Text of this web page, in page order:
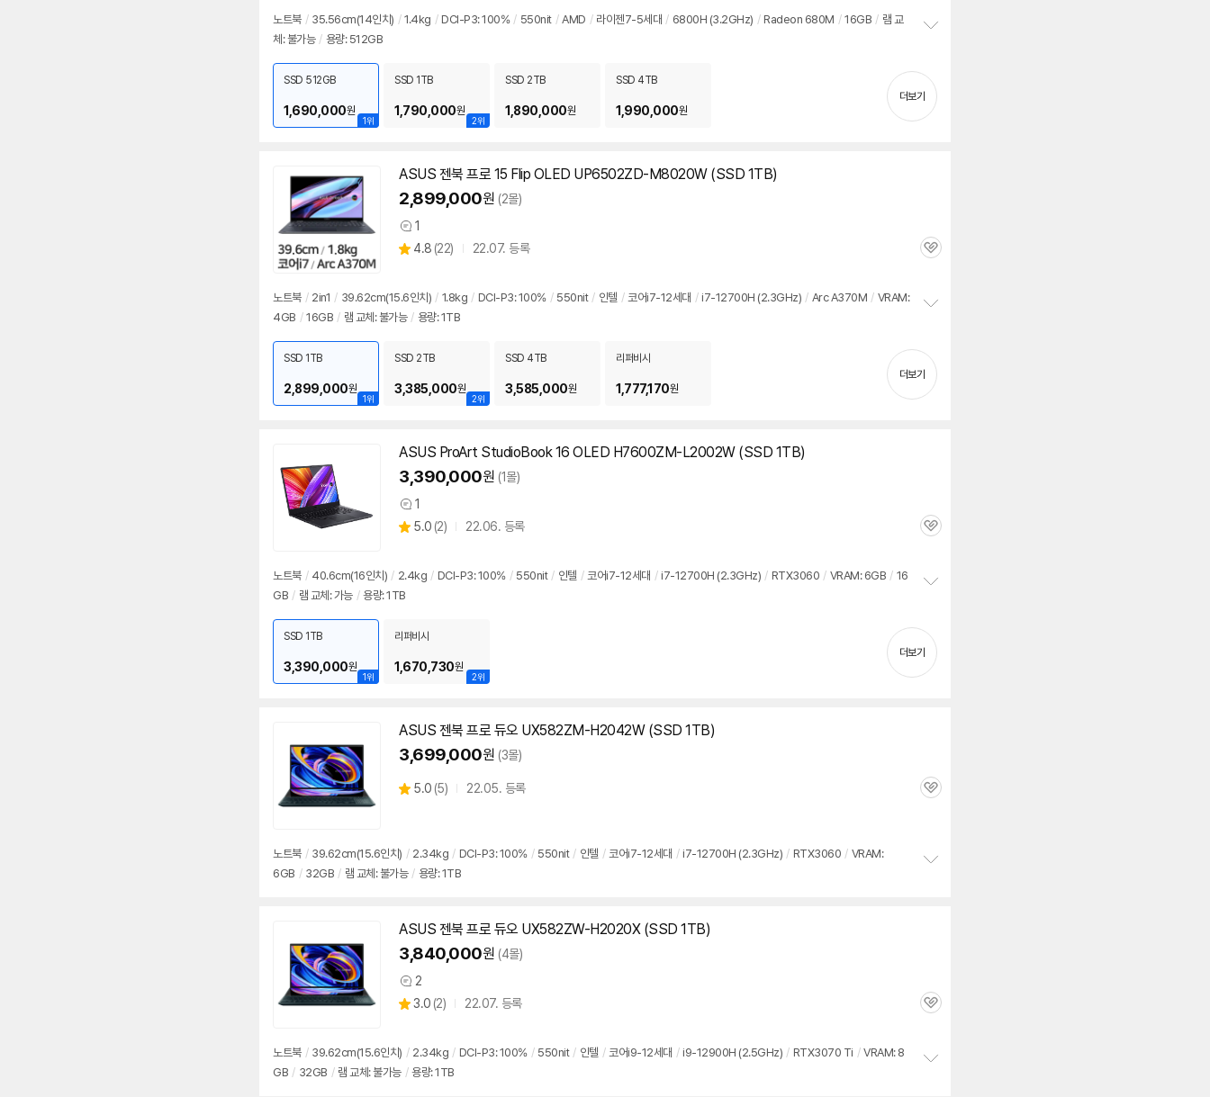
노트북 / 35.56cm(14인치) / 1.4kg / DCI-P3: 100% / 550nit / AMD / 라이젠7-5세대 / 6800H (3.2GHz) / Radeon 680M / 16GB / 램 교
체: 불가능 / 용량: 512GB
치
기
1위
SSD 512GB
1,690,000원
2위
SSD 1TB
1,790,000원
SSD 2TB
1,890,000원
SSD 4TB
1,990,000원
더보기
ASUS 젠북 프로 15 Flip OLED UP6502ZD-M8020W (SSD 1TB)
2,899,000원 (2몰)
상
품
1
별
4.8 (상
22) 22.07. 등록
관
노트북 / 2in1 / 39.62cm(15.6인치) / 1.8kg / DCI-P3: 100% / 550nit / 인텔 / 코어i7-12세대 / i7-12700H (2.3GHz) / Arc A370M / VRAM:
4GB / 16GB / 램 교체: 불가능 / 용량: 1TB
치
기
1위
SSD 1TB
2,899,000원
2위
SSD 2TB
3,385,000원
SSD 4TB
3,585,000원
리퍼비시
1,777,170원
더보기
ASUS ProArt StudioBook 16 OLED H7600ZM-L2002W (SSD 1TB)
3,390,000원 (1몰)
상
품
1
별
5.0 (상
2) 22.06. 등록
관
노트북 / 40.6cm(16인치) / 2.4kg / DCI-P3: 100% / 550nit / 인텔 / 코어i7-12세대 / i7-12700H (2.3GHz) / RTX3060 / VRAM: 6GB / 16
GB / 램 교체: 가능 / 용량: 1TB
치
기
1위
SSD 1TB
3,390,000원
2위
리퍼비시
1,670,730원
더보기
ASUS 젠북 프로 듀오 UX582ZM-H2042W (SSD 1TB)
3,699,000원 (3몰)
별
5.0 (상
뷰
5) 22.05. 등록
관
노트북 / 39.62cm(15.6인치) / 2.34kg / DCI-P3: 100% / 550nit / 인텔 / 코어i7-12세대 / i7-12700H (2.3GHz) / RTX3060 / VRAM:
6GB / 32GB / 램 교체: 불가능 / 용량: 1TB
ASUS 젠북 프로 듀오 UX582ZW-H2020X (SSD 1TB)
3,840,000원 (4몰)
상
품
2
별
3.0 (상
뷰
2) 22.07. 등록
관
노트북 / 39.62cm(15.6인치) / 2.34kg / DCI-P3: 100% / 550nit / 인텔 / 코어i9-12세대 / i9-12900H (2.5GHz) / RTX3070 Ti / VRAM: 8
GB / 32GB / 램 교체: 불가능 / 용량: 1TB